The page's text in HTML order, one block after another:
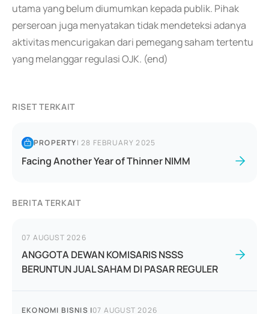
utama yang belum diumumkan kepada publik. Pihak
perseroan juga menyatakan tidak mendeteksi adanya
aktivitas mencurigakan dari pemegang saham tertentu
yang melanggar regulasi OJK. (end)
RISET TERKAIT
PROPERTY|28 FEBRUARY 2025
Facing Another Year of Thinner NIMM
BERITA TERKAIT
07 AUGUST 2026
ANGGOTA DEWAN KOMISARIS NSSS
BERUNTUN JUAL SAHAM DI PASAR REGULER
EKONOMI BISNIS |07 AUGUST 2026